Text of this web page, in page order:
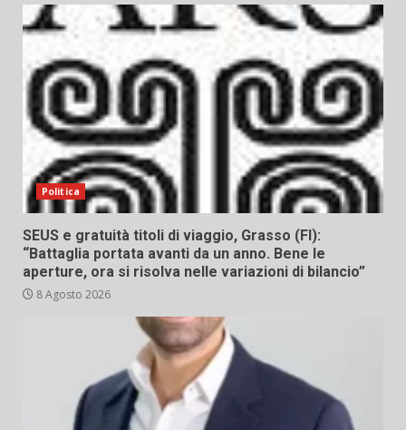
Politica
SEUS e gratuità titoli di viaggio, Grasso (FI):
“Battaglia portata avanti da un anno. Bene le
aperture, ora si risolva nelle variazioni di bilancio”
8 Agosto 2026